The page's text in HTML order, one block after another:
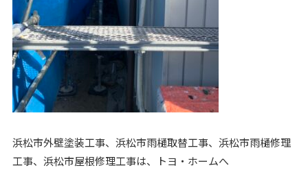
浜松市外壁塗装工事、浜松市雨樋取替工事、浜松市雨樋修理
工事、浜松市屋根修理工事は、トヨ・ホームへ